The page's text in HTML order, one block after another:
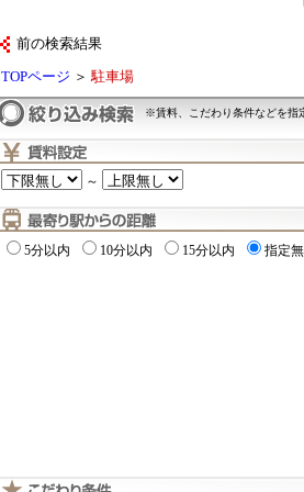
前の検索結果
TOPページ ＞駐車場
※賃料、こだわり条件などを指
～
5分以内 10分以内 15分以内 指定